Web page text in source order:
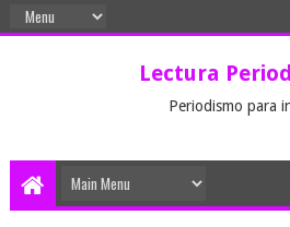
Lectura
Periodismo para